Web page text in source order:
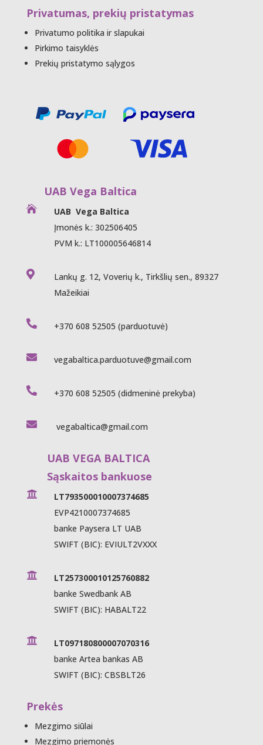
Privatumas, prekių pristatymas
Privatumo politika ir slapukai
Pirkimo taisyklės
Prekių pristatymo sąlygos
UAB Vega Baltica

UAB Vega Baltica
Įmonės k.: 302506405
PVM k.: LT100005646814

Lankų g. 12, Voverių k., Tirkšlių sen., 89327
Mažeikiai
 +370 608 52505 (parduotuvė)
 vegabaltica.parduotuve@gmail.com
 +370 608 52505 (didmeninė prekyba)
 vegabaltica@gmail.com
UAB VEGA BALTICA
Sąskaitos bankuose

LT793500010007374685
EVP4210007374685
banke Paysera LT UAB
SWIFT (BIC): EVIULT2VXXX

LT257300010125760882
banke Swedbank AB
SWIFT (BIC): HABALT22

LT097180800007070316
banke Artea bankas AB
SWIFT (BIC): CBSBLT26
Prekės
Mezgimo siūlai
Mezgimo priemonės